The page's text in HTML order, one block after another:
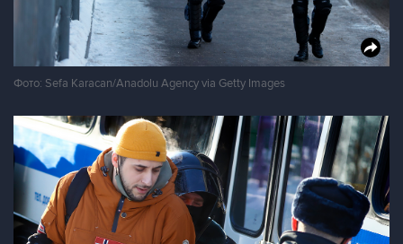
Фото: Sefa Karacan/Anadolu Agency via Getty Images